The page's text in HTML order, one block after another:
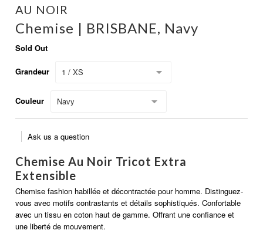
AU NOIR
Chemise | BRISBANE, Navy
Sold Out
Grandeur 1 / XS
Couleur Navy
Ask us a question
Chemise Au Noir Tricot Extra
Extensible
Chemise fashion habillée et décontractée pour homme. Distinguez-
vous avec motifs contrastants et détails sophistiqués. Confortable
avec un tissu en coton haut de gamme. Offrant une confiance et
une liberté de mouvement.